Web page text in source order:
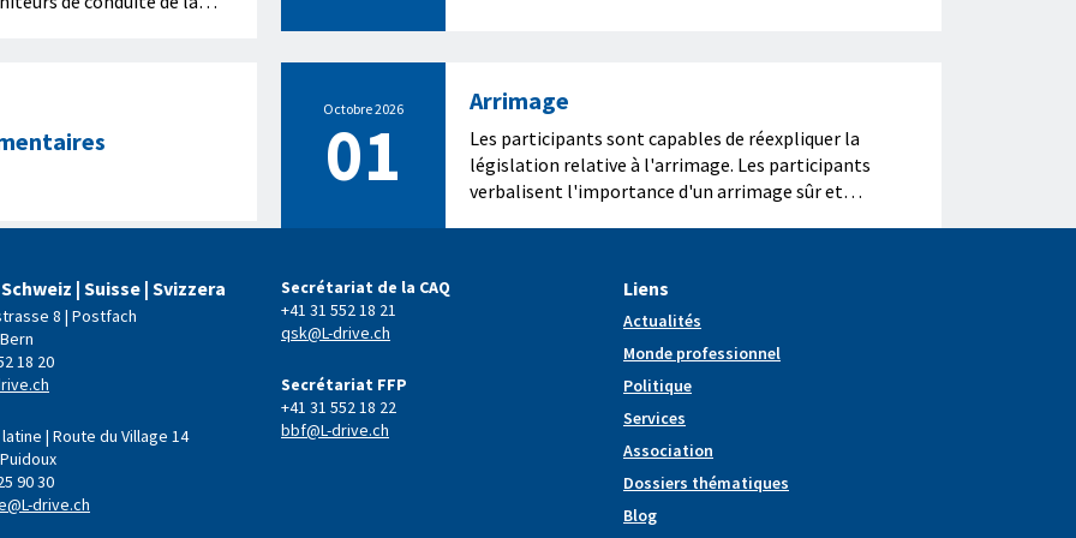
pertinents pour
de conduite.
Octobre 2026
01
Arrimage
Les participants sont capables de réexpliquer la
législation relative à l'arrimage. Les participants
verbalisent l'importance d'un arrimage sûr et
| Suisse | Svizzera
8 | Postfach
18 20
| Route du Village 14
90 30
drive.ch
Secrétariat de la CAQ
+41 31 552 18 21
qsk@L-drive.ch
Secrétariat FFP
+41 31 552 18 22
bbf@L-drive.ch
Liens
Actualités
Monde professionnel
Politique
Services
Association
Dossiers thématiques
Blog